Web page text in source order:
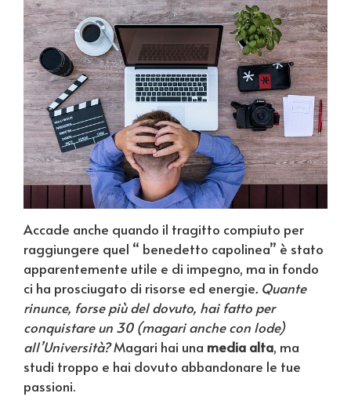
Accade anche quando il tragitto compiuto per
raggiungere quel “ benedetto capolinea” è stato
apparentemente utile e di impegno, ma in fondo
ci ha prosciugato di risorse ed energie. Quante
rinunce, forse più del dovuto, hai fatto per
conquistare un 30 (magari anche con lode)
all’Università?Magari hai una media alta, ma
studi troppo e hai dovuto abbandonare le tue
passioni.